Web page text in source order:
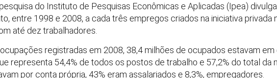
do Instituto de Pesquisas Econômicas e Aplicadas (Ipea)
entre 1998 e 2008, a cada três empregos criados na iniciativa privada
até dez trabalhadores.
registradas em 2008, 38,4 milhões de ocupados estavam
representa 54,4% de todos os postos de trabalho e 57,2% do total da
por conta própria, 43% eram assalariados e 8,3%, empregadores.